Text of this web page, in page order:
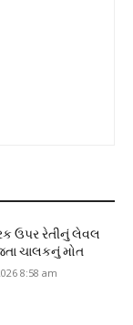
ઉપર રેતીનું લેવલ
ચાલકનું મોત
8:58 am